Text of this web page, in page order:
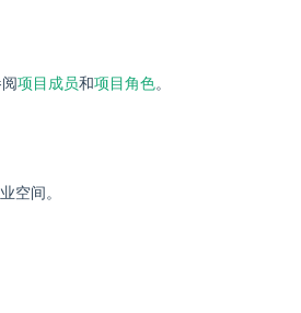
项目成员和项目角色。
空间。